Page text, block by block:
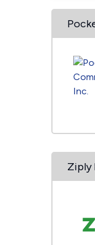
Ziply